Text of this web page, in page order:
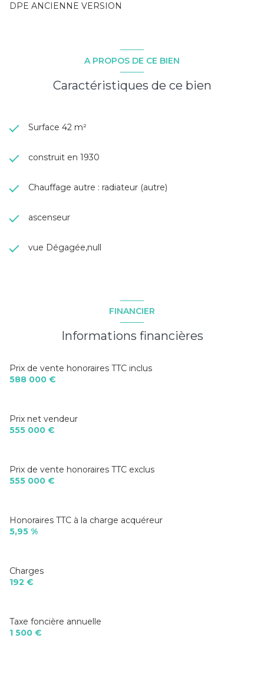
DPE ANCIENNE VERSION
A PROPOS DE CE BIEN
Caractéristiques de ce bien
Surface 42 m²
construit en 1930
Chauffage autre : radiateur (autre)
ascenseur
vue Dégagée,null
FINANCIER
Informations financières
Prix de vente honoraires TTC inclus
588 000 €
Prix net vendeur
555 000 €
Prix de vente honoraires TTC exclus
555 000 €
Honoraires TTC à la charge acquéreur
5,95 %
Charges
192 €
Taxe foncière annuelle
1 500 €